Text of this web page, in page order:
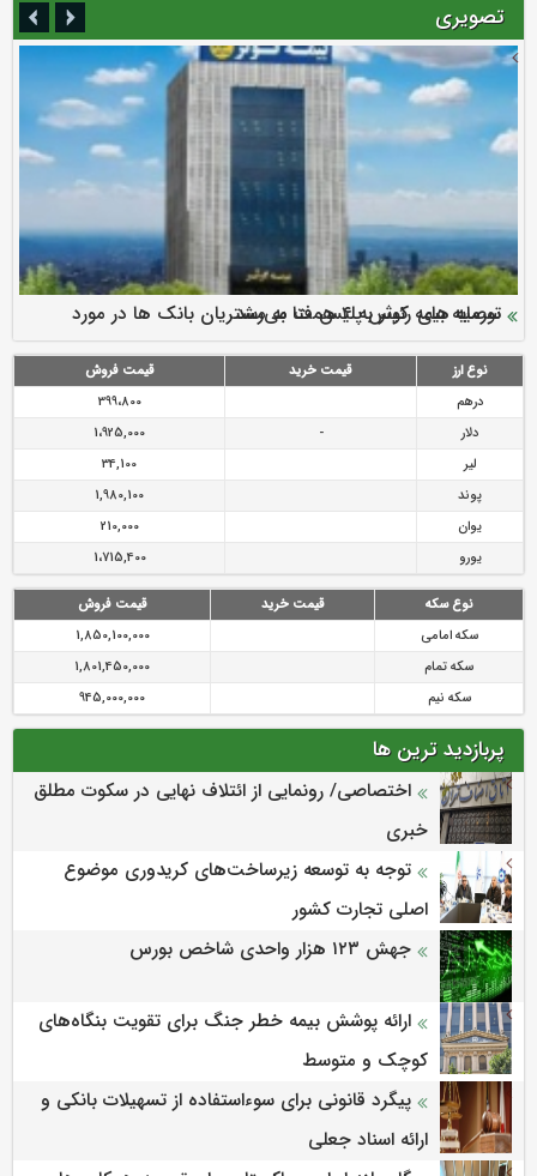
تصویری
ارزش سهام عدالت بالا رفت
سرمایه بیمه کوثر به ۴ همت می‌رسد
نود ثانیه با فولاد سنگان
تقدیر دبیرکل سندیکای بیمه گران ایران از اقدامات مدیرعامل بیمه
رازی
توصیه های رئیس پلیس فتا به مشتریان بانک ها در مورد
پیشگیری از سرقت های مجازی
نوع ارز قیمت خرید
قیمت فروش
درهم
399،800
دلار
-
1،925,000
لیر
34,100
پوند
1,980,100
یوان
210,000
یورو
1،715,400
نوع سکه قیمت خرید
قیمت فروش
سکه امامی
1,850,100,000
سکه تمام
1,801,450,000
سکه نیم
945,000,000
پربازدید ترین ها
اختصاصی/ رونمایی از ائتلاف‌ نهایی در سکوت مطلق
خبری
توجه به توسعه زیرساخت‌های کریدوری موضوع
اصلی تجارت کشور
جهش ۱۲۳ هزار واحدی شاخص بورس
ارائه پوشش بیمه خطر جنگ برای تقویت بنگاه‌های
کوچک و متوسط
پیگرد قانونی برای سوءاستفاده از تسهیلات بانکی و
ارائه اسناد جعلی